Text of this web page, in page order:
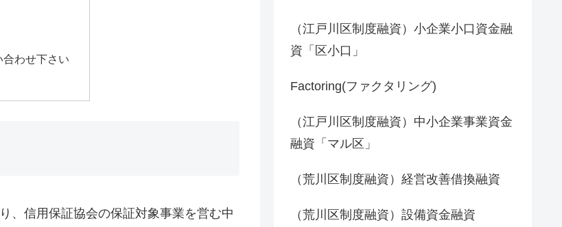
合わせ下さい
、信用保証協会の保証対象事業を営む中
（江戸川区制度融資）小企業小口資金融
資「区小口」
Factoring(ファクタリング)
（江戸川区制度融資）中小企業事業資金
融資「マル区」
（荒川区制度融資）経営改善借換融資
（荒川区制度融資）設備資金融資